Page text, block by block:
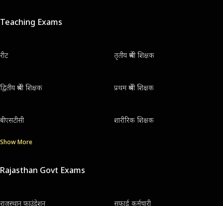
Teaching Exams
रीट तृतीय श्रेणी शिक्षक
द्वितीय श्रेणी शिक्षक प्रथम श्रेणी शिक्षक
बीएसटीसी शारीरिक शिक्षक
Show More
Rajasthan Govt Exams
राजस्थान फाउंडेशन सफाई कर्मचारी